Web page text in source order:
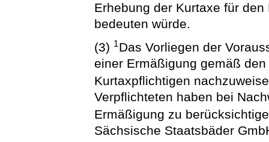
Erhebung der Kurtaxe für
bedeuten würde.
(3) 1Das Vorliegen der
einer Ermäßigung gemäß
Kurtaxpflichtigen
Verpflichteten haben bei
Ermäßigung zu
Sächsische Staatsbäder